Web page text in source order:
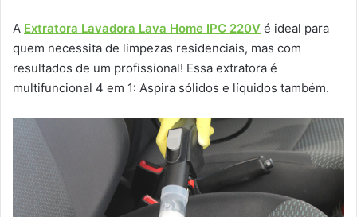
A Extratora Lavadora Lava Home IPC 220V é ideal para
quem necessita de limpezas residenciais, mas com
resultados de um profissional! Essa extratora é
multifuncional 4 em 1: Aspira sólidos e líquidos também.